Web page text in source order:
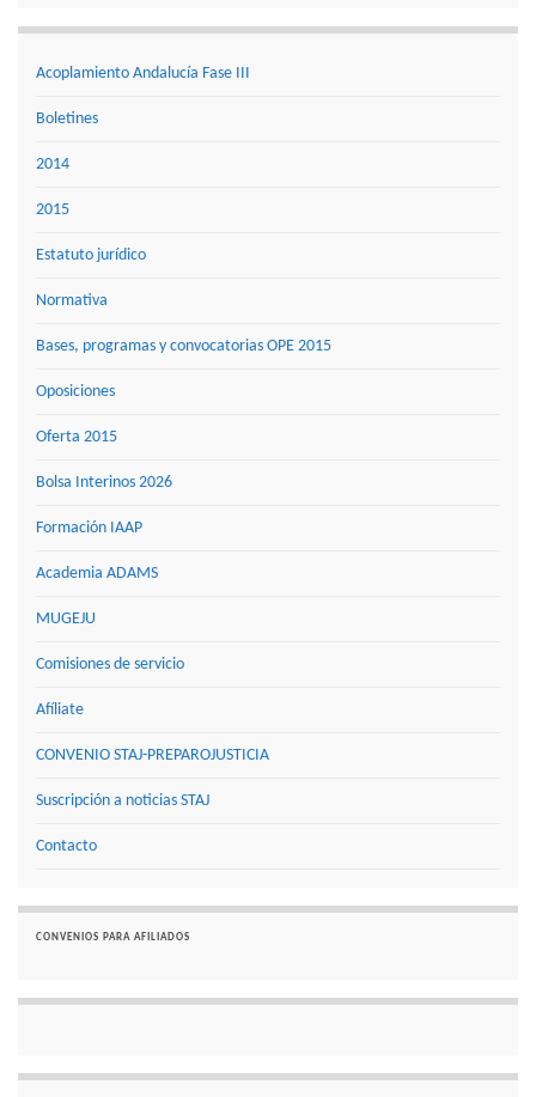
Acoplamiento Andalucía Fase III
Boletines
2014
2015
Estatuto jurídico
Normativa
Bases, programas y convocatorias OPE 2015
Oposiciones
Oferta 2015
Bolsa Interinos 2026
Formación IAAP
Academia ADAMS
MUGEJU
Comisiones de servicio
Afíliate
CONVENIO STAJ-PREPAROJUSTICIA
Suscripción a noticias STAJ
Contacto
CONVENIOS PARA AFILIADOS